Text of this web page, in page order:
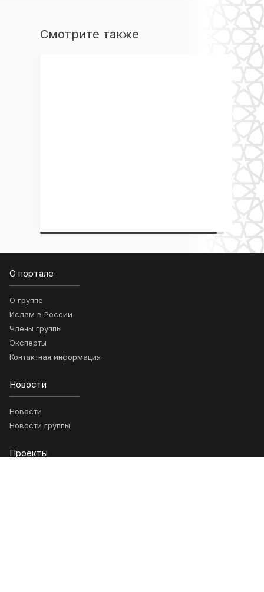
Смотрите также
О портале
О группе
Ислам в России
Члены группы
Эксперты
Контактная информация
Новости
Новости
Новости группы
Проекты